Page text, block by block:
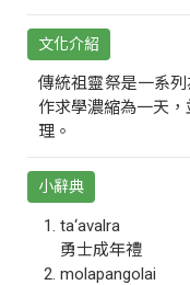
文化介紹
傳統祖靈祭是一系
作求學濃縮為一天，
理。
小辭典
ta‘avalra
勇士成年禮
molapangolai